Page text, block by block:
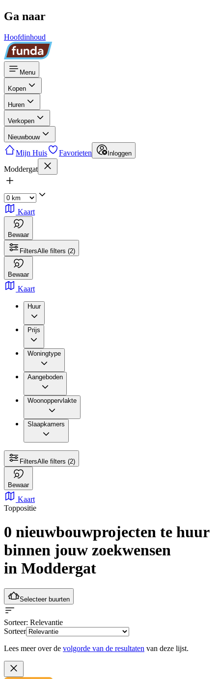
Ga naar
Hoofdinhoud
Menu
Kopen
Huren
Verkopen
Nieuwbouw
Mijn Huis Favorieten Inloggen
Moddergat
Kaart
Bewaar
FiltersAlle filters (2)
Bewaar
Kaart
Huur
Prijs
Woningtype
Aangeboden
Woonoppervlakte
Slaapkamers
FiltersAlle filters (2)
Bewaar
Kaart
Toppositie
0 nieuwbouwprojecten te huur
binnen jouw zoekwensen
in Moddergat
Selecteer buurten
Sorteer: Relevantie
Sorteer
Lees meer over de volgorde van de resultaten van deze lijst.